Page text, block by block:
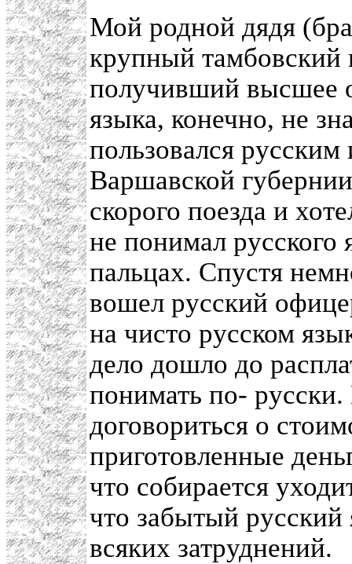
Мой родной дядя
крупный
получивший высшее
языка, конечно, не
пользовался
Варшавской
скорого поезда и
не понимал русского
пальцах. Спустя
вошел русский
на чисто русском
дело дошло до
понимать по-
договориться о
приготовленные
что собирается
что забытый русский
всяких затруднений.